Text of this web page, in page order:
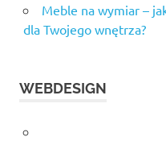
Meble na wymiar –
dla Twojego wnętrza?
WEBDESIGN